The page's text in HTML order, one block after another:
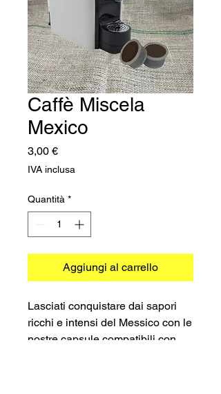
Caffè Miscela
Mexico
3,00 €Prezzo
IVA inclusa
Quantità *
Aggiungi al carrello
Lasciati conquistare dai sapori
ricchi e intensi del Messico con le
nostre capsule compatibili con